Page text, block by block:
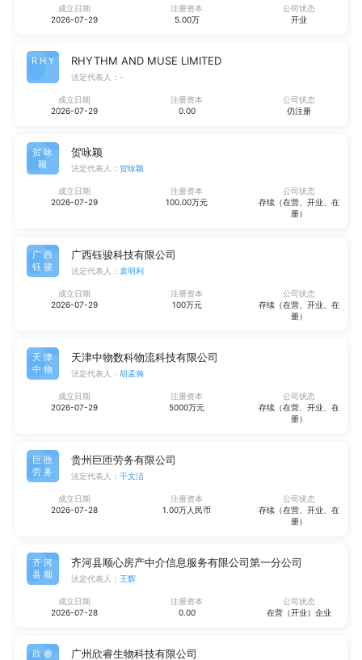
成立日期
2026-07-29
注册资本
5.00万
公司状态
开业
RHYT RHYTHM AND MUSE LIMITED
法定代表人： -
成立日期
2026-07-29
注册资本
0.00
公司状态
仍注册
贺咏
颖
贺咏颖
法定代表人： 贺咏颖
成立日期
2026-07-29
注册资本
100.00万元
公司状态
存续（在营、开业、在
册）
广西
钰骏
广西钰骏科技有限公司
法定代表人： 袁明利
成立日期
2026-07-29
注册资本
100万元
公司状态
存续（在营、开业、在
册）
天津
中物
天津中物数科物流科技有限公司
法定代表人： 胡孟瀚
成立日期
2026-07-29
注册资本
5000万元
公司状态
存续（在营、开业、在
册）
巨匝
劳务
贵州巨匝劳务有限公司
法定代表人： 干文洁
成立日期
2026-07-28
注册资本
1.00万人民币
公司状态
存续（在营、开业、在
册）
齐河
县顺
齐河县顺心房产中介信息服务有限公司第一分公司
法定代表人： 王辉
成立日期
2026-07-28
注册资本
0.00
公司状态
在营（开业）企业
欣睿 广州欣睿生物科技有限公司